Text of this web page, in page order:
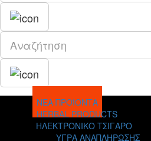
ΝΕΑ ΠΡΟΪΟΝΤΑ
HERBAL PRODUCTS
ΗΛΕΚΤΡΟΝΙΚΟ ΤΣΙΓΑΡΟ
ΥΓΡΑ ΑΝΑΠΛΗΡΩΣΗΣ